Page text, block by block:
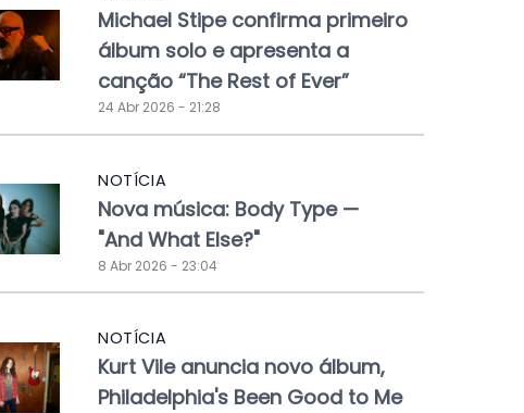
Michael Stipe confirma primeiro
álbum solo e apresenta a
canção “The Rest of Ever”
24 Abr 2026 - 21:28
NOTÍCIA
Nova música: Body Type —
"And What Else?"
8 Abr 2026 - 23:04
NOTÍCIA
Kurt Vile anuncia novo álbum,
Philadelphia's Been Good to Me